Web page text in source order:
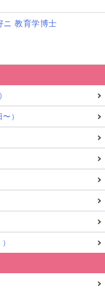
ニ 教育学博士
）